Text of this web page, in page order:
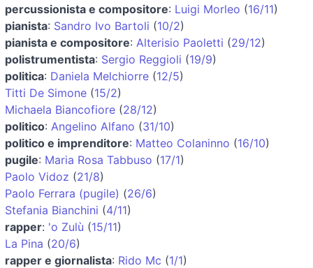
percussionista e compositore: Luigi Morleo (16/11)
pianista: Sandro Ivo Bartoli (10/2)
pianista e compositore: Alterisio Paoletti (29/12)
polistrumentista: Sergio Reggioli (19/9)
politica: Daniela Melchiorre (12/5)
Titti De Simone (15/2)
Michaela Biancofiore (28/12)
politico: Angelino Alfano (31/10)
politico e imprenditore: Matteo Colaninno (16/10)
pugile: Maria Rosa Tabbuso (17/1)
Paolo Vidoz (21/8)
Paolo Ferrara (pugile) (26/6)
Stefania Bianchini (4/11)
rapper: 'o Zulù (15/11)
La Pina (20/6)
rapper e giornalista: Rido Mc (1/1)